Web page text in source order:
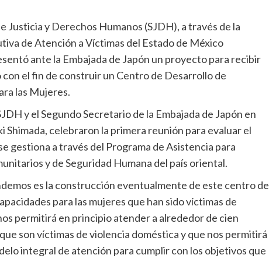
Justicia y Derechos Humanos (SJDH), a través de la
de Atención a Víctimas del Estado de México
ante la Embajada de Japón un proyecto para recibir
el fin de construir un Centro de Desarrollo de
las Mujeres.
y el Segundo Secretario de la Embajada de Japón en
Shimada, celebraron la primera reunión para evaluar el
gestiona a través del Programa de Asistencia para
y de Seguridad Humana del país oriental.
es la construcción eventualmente de este centro de
para las mujeres que han sido víctimas de
permitirá en principio atender a alrededor de cien
son víctimas de violencia doméstica y que nos permitirá
integral de atención para cumplir con los objetivos que